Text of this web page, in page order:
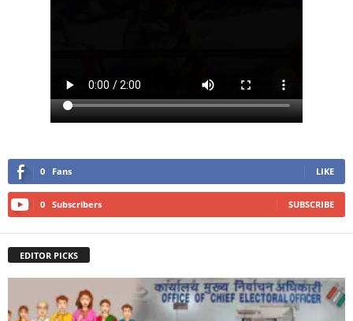
0 Fans LIKE
0 Subscribers SUBSCRIBE
EDITOR PICKS